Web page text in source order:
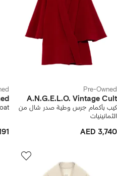
Pre-Owned
A.N.G.E.L.O. Vintage Cult
كيب بأكمام جرس وطية صدر شال من
الثمانينيات
AED 3,740